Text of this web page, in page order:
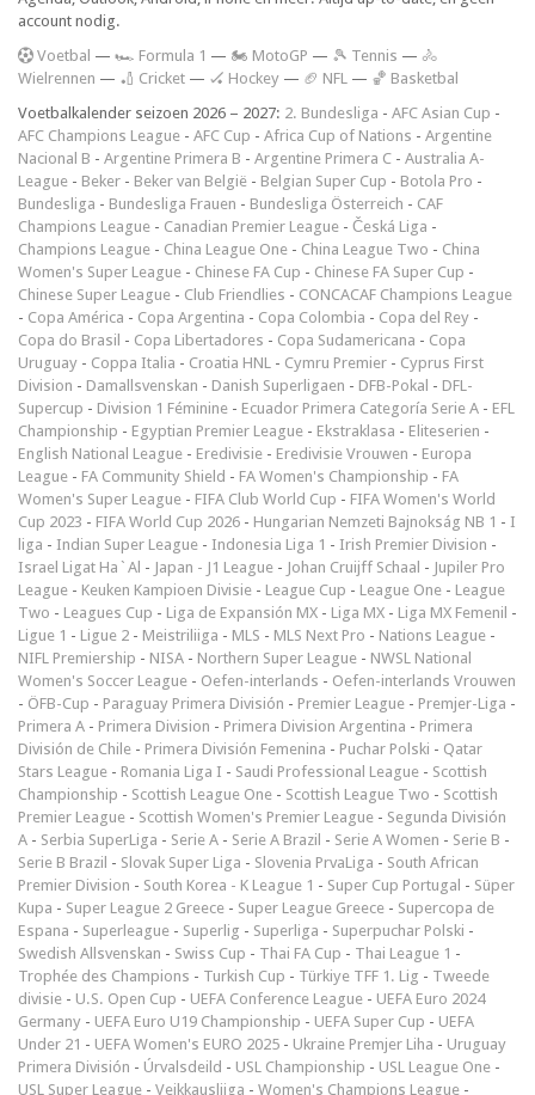
account nodig.
Voetbal — 🏎️ Formula 1 — 🏍 MotoGP — 🎾 Tennis — 🚴
Wielrennen — 🏏 Cricket — 🏑 Hockey — 🏈 NFL — 🏀 Basketbal
Voetbalkalender seizoen 2026 – 2027: 2. Bundesliga - AFC Asian Cup -
AFC Champions League - AFC Cup - Africa Cup of Nations - Argentine
Nacional B - Argentine Primera B - Argentine Primera C - Australia A-
League - Beker - Beker van België - Belgian Super Cup - Botola Pro -
Bundesliga - Bundesliga Frauen - Bundesliga Österreich - CAF
Champions League - Canadian Premier League - Česká Liga -
Champions League - China League One - China League Two - China
Women's Super League - Chinese FA Cup - Chinese FA Super Cup -
Chinese Super League - Club Friendlies - CONCACAF Champions League
- Copa América - Copa Argentina - Copa Colombia - Copa del Rey -
Copa do Brasil - Copa Libertadores - Copa Sudamericana - Copa
Uruguay - Coppa Italia - Croatia HNL - Cymru Premier - Cyprus First
Division - Damallsvenskan - Danish Superligaen - DFB-Pokal - DFL-
Supercup - Division 1 Féminine - Ecuador Primera Categoría Serie A - EFL
Championship - Egyptian Premier League - Ekstraklasa - Eliteserien -
English National League - Eredivisie - Eredivisie Vrouwen - Europa
League - FA Community Shield - FA Women's Championship - FA
Women's Super League - FIFA Club World Cup - FIFA Women's World
Cup 2023 - FIFA World Cup 2026 - Hungarian Nemzeti Bajnokság NB 1 - I
liga - Indian Super League - Indonesia Liga 1 - Irish Premier Division -
Israel Ligat Ha`Al - Japan - J1 League - Johan Cruijff Schaal - Jupiler Pro
League - Keuken Kampioen Divisie - League Cup - League One - League
Two - Leagues Cup - Liga de Expansión MX - Liga MX - Liga MX Femenil -
Ligue 1 - Ligue 2 - Meistriliiga - MLS - MLS Next Pro - Nations League -
NIFL Premiership - NISA - Northern Super League - NWSL National
Women's Soccer League - Oefen-interlands - Oefen-interlands Vrouwen
- ÖFB-Cup - Paraguay Primera División - Premier League - Premjer-Liga -
Primera A - Primera Division - Primera Division Argentina - Primera
División de Chile - Primera División Femenina - Puchar Polski - Qatar
Stars League - Romania Liga I - Saudi Professional League - Scottish
Championship - Scottish League One - Scottish League Two - Scottish
Premier League - Scottish Women's Premier League - Segunda División
A - Serbia SuperLiga - Serie A - Serie A Brazil - Serie A Women - Serie B -
Serie B Brazil - Slovak Super Liga - Slovenia PrvaLiga - South African
Premier Division - South Korea - K League 1 - Super Cup Portugal - Süper
Kupa - Super League 2 Greece - Super League Greece - Supercopa de
Espana - Superleague - Superlig - Superliga - Superpuchar Polski -
Swedish Allsvenskan - Swiss Cup - Thai FA Cup - Thai League 1 -
Trophée des Champions - Turkish Cup - Türkiye TFF 1. Lig - Tweede
divisie - U.S. Open Cup - UEFA Conference League - UEFA Euro 2024
Germany - UEFA Euro U19 Championship - UEFA Super Cup - UEFA
Under 21 - UEFA Women's EURO 2025 - Ukraine Premjer Liha - Uruguay
Primera División - Úrvalsdeild - USL Championship - USL League One -
USL Super League - Veikkausliiga - Women's Champions League -